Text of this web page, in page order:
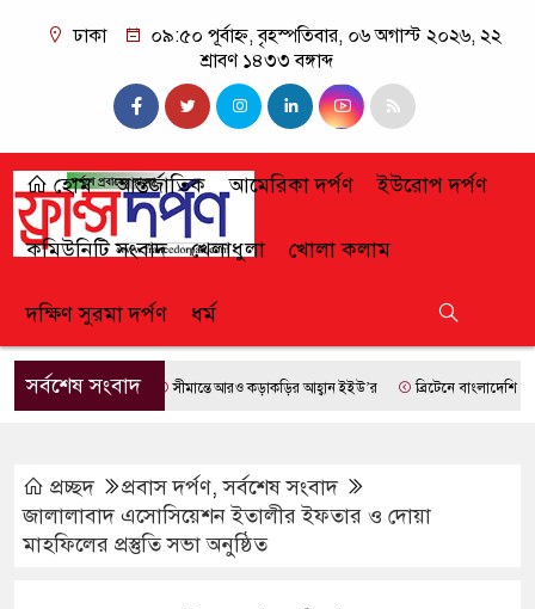
ঢাকা
০৯:৫০ পূর্বাহ্ন, বৃহস্পতিবার, ০৬ অগাস্ট ২০২৬, ২২
শ্রাবণ ১৪৩৩ বঙ্গাব্দ
হোম আন্তর্জাতিক আমেরিকা দর্পণ ইউরোপ দর্পণ
কমিউনিটি সংবাদ খেলাধুলা খোলা কলাম
দক্ষিণ সুরমা দর্পণ ধর্ম
সর্বশেষ সংবাদসীমান্তে আরও কড়াকড়ির আহ্বান ইইউ’র ব্রিটেনে বাংলাদেশি প্রায় ৭
প্রচ্ছদ প্রবাস দর্পণ,সর্বশেষ সংবাদ
জালালাবাদ এসোসিয়েশন ইতালীর ইফতার ও দোয়া
মাহফিলের প্রস্তুতি সভা অনুষ্ঠিত